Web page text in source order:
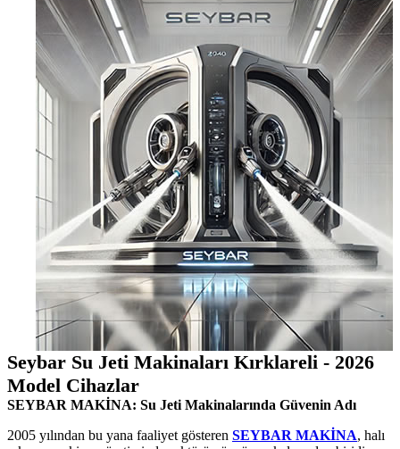
Seybar Su Jeti Makinaları Kırklareli - 2026
Model Cihazlar
SEYBAR MAKİNA: Su Jeti Makinalarında Güvenin Adı
2005 yılından bu yana faaliyet gösteren SEYBAR MAKİNA, halı